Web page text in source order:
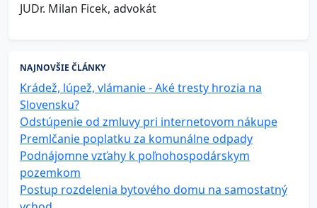
JUDr. Milan Ficek, advokát
NAJNOVŠIE ČLÁNKY
Krádež, lúpež, vlámanie - Aké tresty hrozia na
Slovensku?
Odstúpenie od zmluvy pri internetovom nákupe
Premlčanie poplatku za komunálne odpady
Podnájomne vzťahy k poľnohospodárskym
pozemkom
Postup rozdelenia bytového domu na samostatný